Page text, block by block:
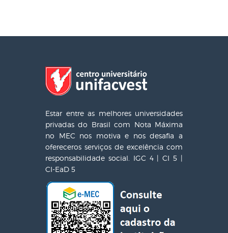
Estar entre as melhores universidades
privadas do Brasil com Nota Máxima
no MEC nos motiva e nos desafia a
ofereceros serviços de excelência com
responsabilidade social. IGC 4 | CI 5 |
CI-EaD 5